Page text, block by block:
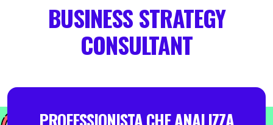
BUSINESS STRATEGY
CONSULTANT
PROFESSIONISTA CHE ANALIZZA